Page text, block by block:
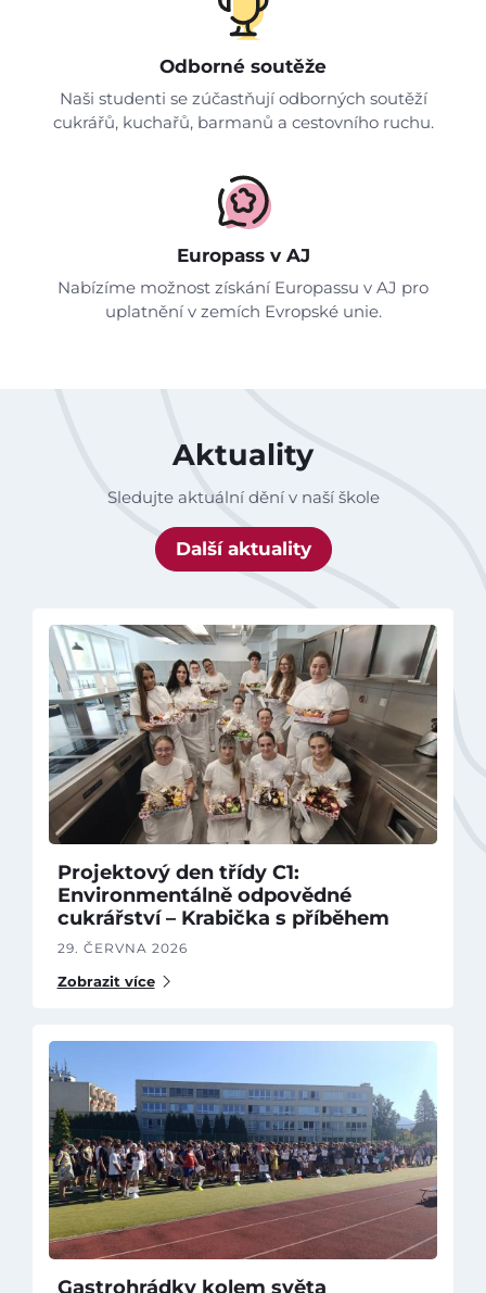
Odborné soutěže
Naši studenti se zúčastňují odborných soutěží
cukrářů, kuchařů, barmanů a cestovního ruchu.
Europass v AJ
Nabízíme možnost získání Europassu v AJ pro
uplatnění v zemích Evropské unie.
Aktuality
Sledujte aktuální dění v naší škole
Další aktuality
Projektový den třídy C1:
Environmentálně odpovědné
cukrářství – Krabička s příběhem
29. ČERVNA 2026
Zobrazit více
Gastrohrádky kolem světa